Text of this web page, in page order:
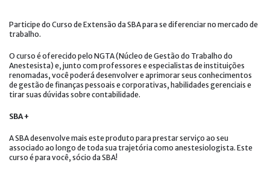
Participe do Curso de Extensão da SBA para se diferenciar no mercado de
trabalho.
O curso é oferecido pelo NGTA (Núcleo de Gestão do Trabalho do
Anestesista) e, junto com professores e especialistas de instituições
renomadas, você poderá desenvolver e aprimorar seus conhecimentos
de gestão de finanças pessoais e corporativas, habilidades gerenciais e
tirar suas dúvidas sobre contabilidade.
SBA +
A SBA desenvolve mais este produto para prestar serviço ao seu
associado ao longo de toda sua trajetória como anestesiologista. Este
curso é para você, sócio da SBA!